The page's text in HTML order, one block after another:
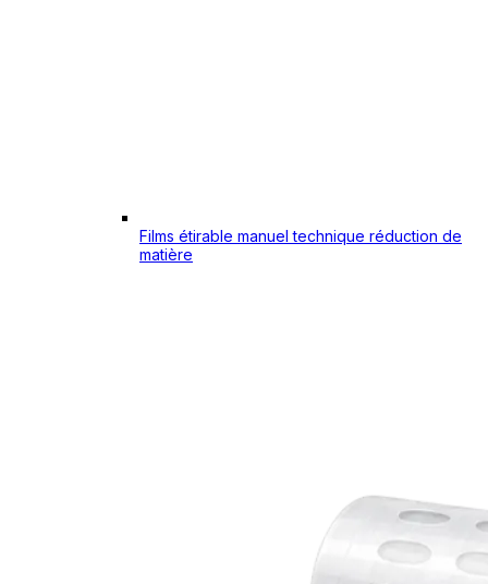
Films étirable manuel technique réduction de
matière